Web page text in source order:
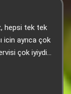
misafirini
bir
güzel
hepsi tek tek
icin ayrıca çok
çok iyiydi